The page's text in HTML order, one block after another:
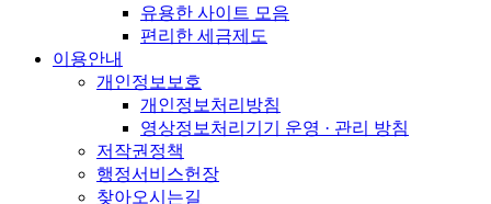
유용한 사이트 모음
편리한 세금제도
이용안내
개인정보보호
개인정보처리방침
영상정보처리기기 운영 · 관리 방침
저작권정책
행정서비스헌장
찾아오시는길